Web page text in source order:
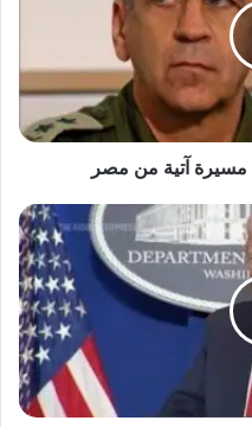
مسيرة آتية من مصر